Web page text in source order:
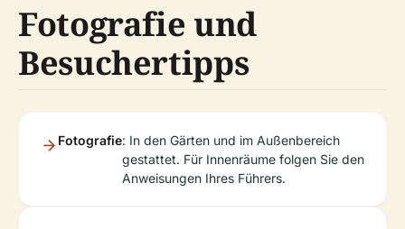
Fotografie und
Besuchertipps
Fotografie: In den Gärten und im Außenbereich
gestattet. Für Innenräume folgen Sie den
Anweisungen Ihres Führers.